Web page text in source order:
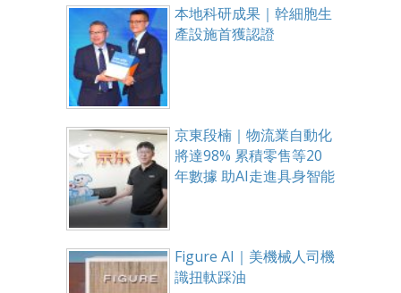
本地科研成果｜幹細胞生
產設施首獲認證
京東段楠｜物流業自動化
將達98% 累積零售等20
年數據 助AI走進具身智能
Figure AI｜美機械人司機
識扭軚踩油